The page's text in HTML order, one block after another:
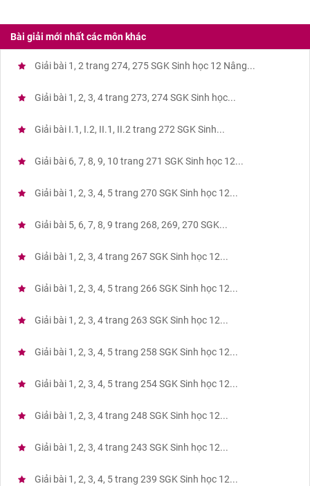
Bài giải mới nhất các môn khác
Giải bài 1, 2 trang 274, 275 SGK Sinh học 12 Nâng...
Giải bài 1, 2, 3, 4 trang 273, 274 SGK Sinh học...
Giải bài I.1, I.2, II.1, II.2 trang 272 SGK Sinh...
Giải bài 6, 7, 8, 9, 10 trang 271 SGK Sinh học 12...
Giải bài 1, 2, 3, 4, 5 trang 270 SGK Sinh học 12...
Giải bài 5, 6, 7, 8, 9 trang 268, 269, 270 SGK...
Giải bài 1, 2, 3, 4 trang 267 SGK Sinh học 12...
Giải bài 1, 2, 3, 4, 5 trang 266 SGK Sinh học 12...
Giải bài 1, 2, 3, 4 trang 263 SGK Sinh học 12...
Giải bài 1, 2, 3, 4, 5 trang 258 SGK Sinh học 12...
Giải bài 1, 2, 3, 4, 5 trang 254 SGK Sinh học 12...
Giải bài 1, 2, 3, 4 trang 248 SGK Sinh học 12...
Giải bài 1, 2, 3, 4 trang 243 SGK Sinh học 12...
Giải bài 1, 2, 3, 4, 5 trang 239 SGK Sinh học 12...